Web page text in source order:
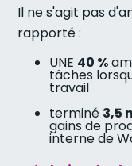
Il ne s'agit pas
rapporté :
UNE 40 %
tâches
travail
terminé 3,5
gains de
interne de